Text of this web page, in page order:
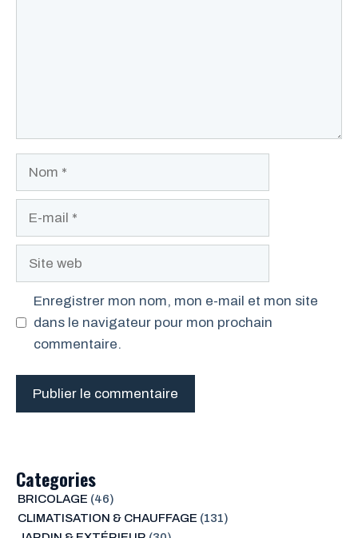
Enregistrer mon nom, mon e-mail et mon site
dans le navigateur pour mon prochain
commentaire.
Categories
BRICOLAGE (46)
CLIMATISATION & CHAUFFAGE (131)